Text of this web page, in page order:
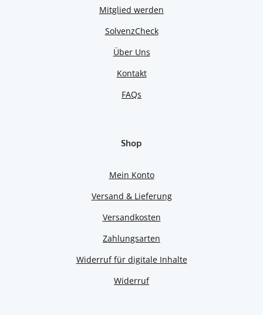
Mitglied werden
SolvenzCheck
Über Uns
Kontakt
FAQs
Shop
Mein Konto
Versand & Lieferung
Versandkosten
Zahlungsarten
Widerruf für digitale Inhalte
Widerruf